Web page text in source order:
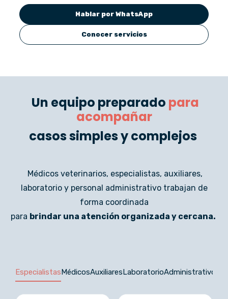
Hablar por WhatsApp
Conocer servicios
Un equipo preparado para
acompañar
casos simples y complejos
Médicos veterinarios, especialistas, auxiliares,
laboratorio y personal administrativo trabajan de
forma coordinada
para brindar una atención organizada y cercana.
EspecialistasMédicosAuxiliaresLaboratorioAdministrativos